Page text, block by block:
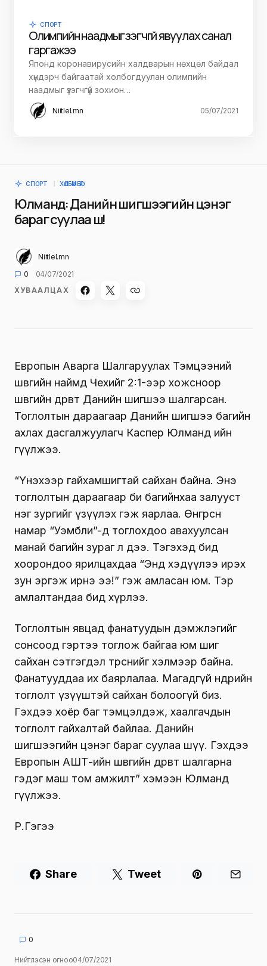
СПОРТ
Олимпийн наадмыг үзэгчгүй явуулах санал
гаргажээ
Японд коронавирусийн халдварын нөхцөл байдал
хүндэрч байгаатай холбогдуулан олимпийн
наадмыг үзэгчгүй зохион…
Niitlel.mn 05/07/2021
СПОРТ ХӨЛБӨМБӨГ
Юлманд: Данийн шигшээгийн цэнэг
бараг суулаа шүү!
Niitlel.mn
0
04/07/2021
ХУВААЛЦАХ
Европын Аварга Шалгаруулах Тэмцээний
шөвгийн наймд Чехийг 2:1-ээр хожсноор
шөвгийн дөрөвт Данийн шигшээ шалгарсан.
Тоглолтын дараагаар Данийн шигшээ багийн
ахлах дасгалжуулагч Каспер Юлманд ийн
өгүүлжээ.
“Үнэхээр гайхамшигтай сайхан байна. Энэ
тоглолтын дараагаар би багийнхаа залууст
нэг зургийг үзүүлэх гэж яарлаа. Өнгөрсөн
намар “Уэмбли”-д тоглохдоо авахуулсан
манай багийн зураг л дээ. Тэгэхэд бид
хоорондоо ярилцахдаа “Энд хэдүүлээ ирэх
зун эргэж ирнэ ээ!” гэж амласан юм. Тэр
амлалтандаа бид хүрлээ.
Тоглолтын явцад фанатуудын дэмжлэгийг
сонсоод гэртээ тоглож байгаа юм шиг
сайхан сэтгэгдэл төрснийг хэлмээр байна.
Фанатууддаа их баярлалаа. Магадгүй өнөөдрийн
тоглолт үзүүштэй сайхан болоогүй биз.
Гэхдээ хоёр баг тэмцэлдэж, хаалгачдын
тоглолт гайхалтай байлаа. Данийн
шигшээгийн цэнэг бараг суулаа шүү. Гэхдээ
Европын АШТ-ийн шөвгийн дөрөвт шалгарна
гэдэг маш том амжилт” хэмээн Юлманд
өгүүлжээ.
Р.Гэгээ
Share Tweet
0
Нийтлэсэн огноо04/07/2021